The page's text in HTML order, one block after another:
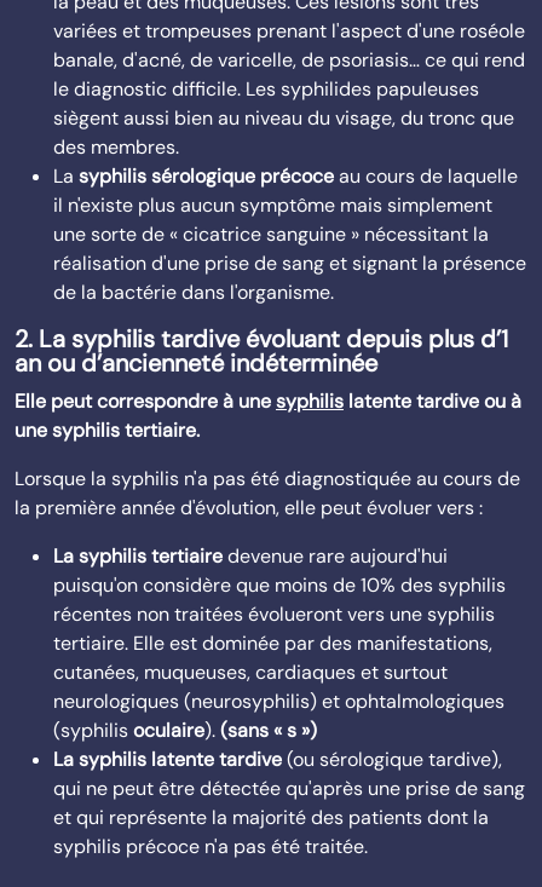
variées et trompeuses prenant l'aspect d'une roséole
banale, d'acné, de varicelle, de psoriasis… ce qui rend
le diagnostic difficile. Les syphilides papuleuses
siègent aussi bien au niveau du visage, du tronc que
des membres.
La syphilis sérologique précoceau cours de laquelle
il n'existe plus aucun symptôme mais simplement
une sorte de « cicatrice sanguine » nécessitant la
réalisation d'une prise de sang et signant la présence
de la bactérie dans l'organisme.
2. La syphilis tardive évoluant depuis plus d’1
an ou d’ancienneté indéterminée
Elle peut correspondre à unesyphilis latente tardive ou à
une syphilis tertiaire.
Lorsque la syphilis n'a pas été diagnostiquée au cours de
la première année d'évolution, elle peut évoluer vers :
La syphilis tertiairedevenue rare aujourd'hui
puisqu'on considère que moins de 10% des syphilis
récentes non traitées évolueront vers une syphilis
tertiaire. Elle est dominée par des manifestations,
cutanées, muqueuses, cardiaques et surtout
neurologiques (neurosyphilis) et ophtalmologiques
(syphilisoculaire).(sans « s »)
La syphilis latente tardive(ou sérologique tardive),
qui ne peut être détectée qu'après une prise de sang
et qui représente la majorité des patients dont la
syphilis précoce n'a pas été traitée.